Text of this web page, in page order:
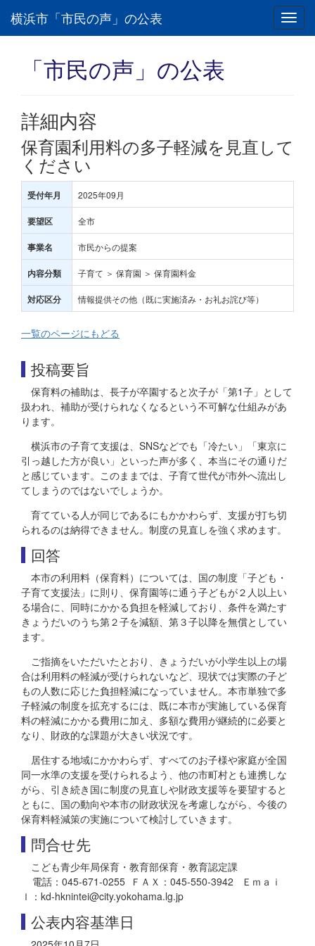
横浜市「市民の声」の公表
「市民の声」の公表
詳細内容
保育園利用料の多子軽減を見直して
ください
受付年月 2025年09月
要望区 全市
事業名 市民からの提案
内容分類 子育て ＞ 保育園 ＞ 保育園料金
対応区分 情報提供その他（既に実施済み・お礼お詫び等）
一覧のページにもどる
投稿要旨
保育料の補助は、長子が卒園すると次子が「第1子」として
扱われ、補助が受けられなくなるという不可解な仕組みがあ
ります。
横浜市の子育て支援は、SNSなどでも「冷たい」「東京に
引っ越した方が良い」といった声が多く、本当にその通りだ
と感じています。このままでは、子育て世代が市外へ流出し
てしまうのではないでしょうか。
育てている人が同じであるにもかかわらず、支援が打ち切
られるのは納得できません。制度の見直しを強く求めます。
回答
本市の利用料（保育料）については、国の制度「子ども・
子育て支援法」に則り、保育園等に通う子どもが２人以上い
る場合に、同時にかかる負担を軽減しており、条件を満たす
きょうだいのうち第２子を減額、第３子以降を無償としてい
ます。
ご指摘をいただいたとおり、きょうだいが小学生以上の場
合は利用料の軽減が受けられないなど、現状では実際の子ど
もの人数に応じた負担軽減になっていません。本市単独で多
子軽減の制度を拡充するには、既に本市が実施している保育
料の軽減にかかる費用に加え、多額な費用が継続的に必要と
なり、財政的な課題が大きい状況です。
居住する地域にかかわらず、すべてのお子様や家庭が全国
同一水準の支援を受けられるよう、他の市町村とも連携しな
がら、引き続き国に制度の見直しや財政支援等を要望すると
ともに、国の動向や本市の財政状況を考慮しながら、今後の
保育料軽減策の実施について検討していきます。
問合せ先
こども青少年局保育・教育部保育・教育認定課
電話：045-671-0255 ＦＡＸ：045-550-3942 Ｅｍａｉ
ｌ：kd-hknintei@city.yokohama.lg.jp
公表内容基準日